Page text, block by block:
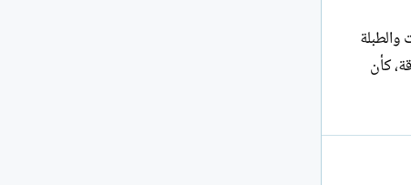
والطبلة
كأن